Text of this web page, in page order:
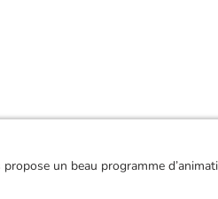
un beau programme